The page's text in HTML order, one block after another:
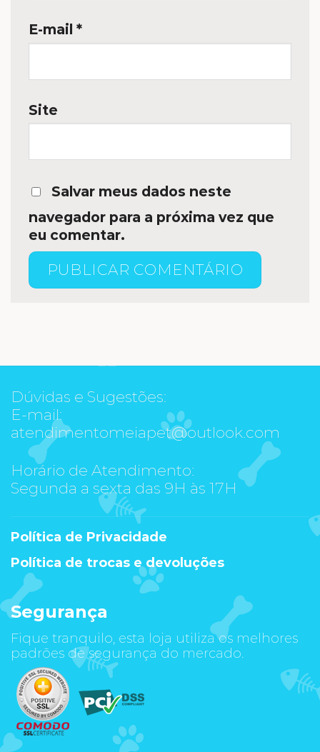
E-mail *
Site
Salvar meus dados neste
navegador para a próxima vez que
eu comentar.
Dúvidas e Sugestões:
E-mail:
atendimentomeiapet@outlook.com
Horário de Atendimento:
Segunda a sexta das 9H às 17H
Política de Privacidade
Política de trocas e devoluções
Segurança
Fique tranquilo, esta loja utiliza os melhores
padrões de segurança do mercado.